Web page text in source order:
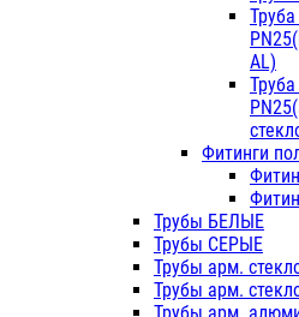
Труба
AL)
Труба
Фитинги
Трубы БЕЛЫЕ
Трубы СЕРЫЕ
Трубы арм.
Трубы арм.